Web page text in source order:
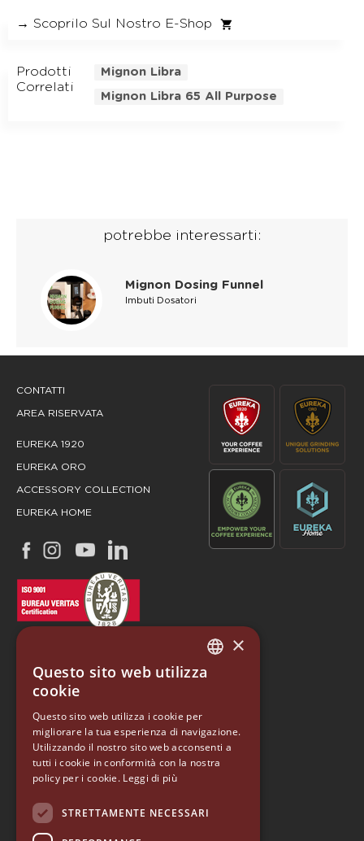
→ Scoprilo Sul Nostro E-Shop
Prodotti
Correlati
Mignon Libra
Mignon Libra 65 All Purpose
potrebbe interessarti:
Mignon Dosing Funnel
Imbuti Dosatori
CONTATTI
AREA RISERVATA
EUREKA 1920
EUREKA ORO
ACCESSORY COLLECTION
EUREKA HOME
EUREKA
Conti Valerio S.r.l.
Via Luigi Longo 39/41
50019, Sesto Fiorentino (FI) - ITALY
Fax +39 055 4200010
GERMAN
SPANISH
×
Questo sito web utilizza
cookie
Questo sito web utilizza i cookie per
migliorare la tua esperienza di navigazione.
Utilizzando il nostro sito web acconsenti a
tutti i cookie in conformità con la nostra
policy per i cookie. Leggi di più
STRETTAMENTE NECESSARI